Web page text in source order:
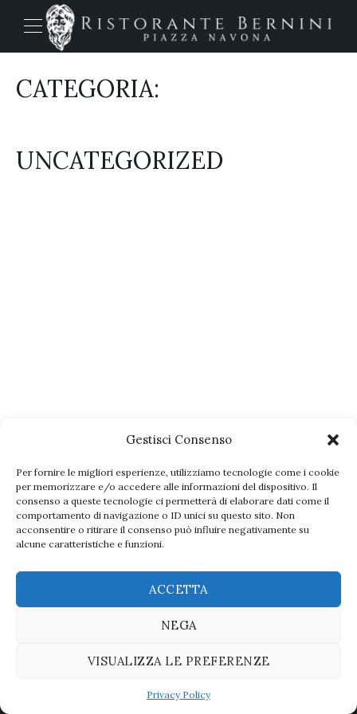
Gestisci Consenso
Per fornire le migliori esperienze, utilizziamo tecnologie come i cookie
per memorizzare e/o accedere alle informazioni del dispositivo. Il
consenso a queste tecnologie ci permetterà di elaborare dati come il
comportamento di navigazione o ID unici su questo sito. Non
acconsentire o ritirare il consenso può influire negativamente su
alcune caratteristiche e funzioni.
ACCETTA
NEGA
VISUALIZZA LE PREFERENZE
Privacy Policy
CATEGORIA:
UNCATEGORIZED
Seguici sui social
Copyright© 2025 Ristorante Bernini. All rights reserved -